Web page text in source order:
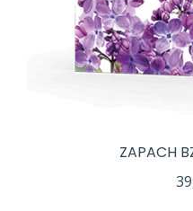
ZAPACH